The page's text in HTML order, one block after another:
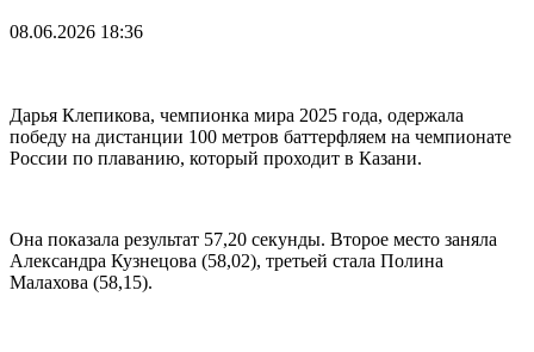
08.06.2026 18:36
Дарья Клепикова, чемпионка мира 2025 года, одержала
победу на дистанции 100 метров баттерфляем на чемпионате
России по плаванию, который проходит в Казани.
Она показала результат 57,20 секунды. Второе место заняла
Александра Кузнецова (58,02), третьей стала Полина
Малахова (58,15).